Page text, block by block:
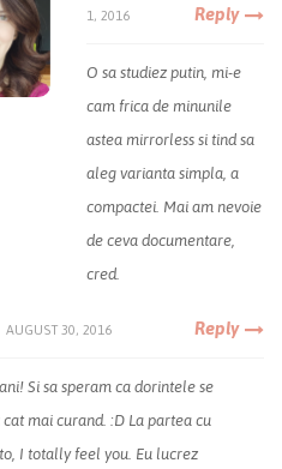
1, 2016 Reply
O sa studiez putin, mi-e
cam frica de minunile
astea mirrorless si tind sa
aleg varianta simpla, a
compactei. Mai am nevoie
de ceva documentare,
cred.
AUGUST 30, 2016 Reply
Si sa speram ca dorintele se
mai curand. :D La partea cu
I totally feel you. Eu lucrez